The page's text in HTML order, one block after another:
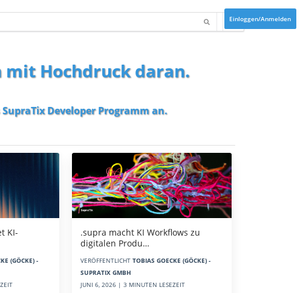
Einloggen/Anmelden
Hochdruck daran.
SupraTix Developer Programman.
KI-
(GÖCKE) -
.supra macht KI Workflows zu
digitalen Produ…
VERÖFFENTLICHT TOBIAS GOECKE (GÖCKE) -
SUPRATIX GMBH
JUNI 6, 2026 | 3 MINUTEN LESEZEIT